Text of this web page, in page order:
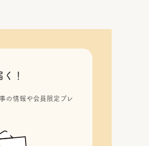
！
の情報や会員限定プレ